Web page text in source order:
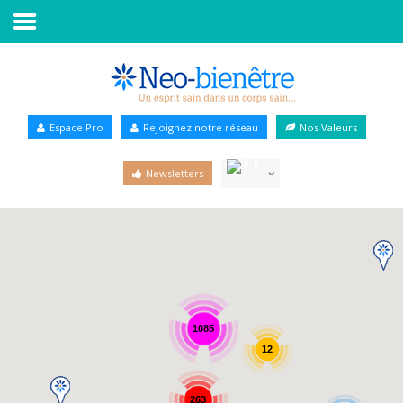
Annuaire Bien-être
Espace Pro Rejoignez notre réseau Nos Valeurs
Newsletters
1085
263
12